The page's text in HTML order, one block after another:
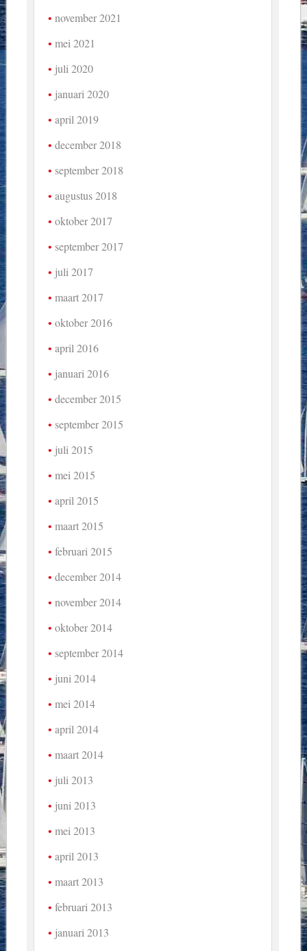
november 2021
mei 2021
juli 2020
januari 2020
april 2019
december 2018
september 2018
augustus 2018
oktober 2017
september 2017
juli 2017
maart 2017
oktober 2016
april 2016
januari 2016
december 2015
september 2015
juli 2015
mei 2015
april 2015
maart 2015
februari 2015
december 2014
november 2014
oktober 2014
september 2014
juni 2014
mei 2014
april 2014
maart 2014
juli 2013
juni 2013
mei 2013
april 2013
maart 2013
februari 2013
januari 2013